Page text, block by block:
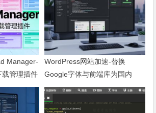
Manager-
管理插件
WordPress网站加速-替换
Google字体与前端库为国内
CDN镜像